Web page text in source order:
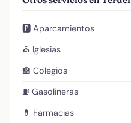
🅿️ Aparcamientos
⛪ Iglesias
🏫 Colegios
⛽ Gasolineras
💊 Farmacias